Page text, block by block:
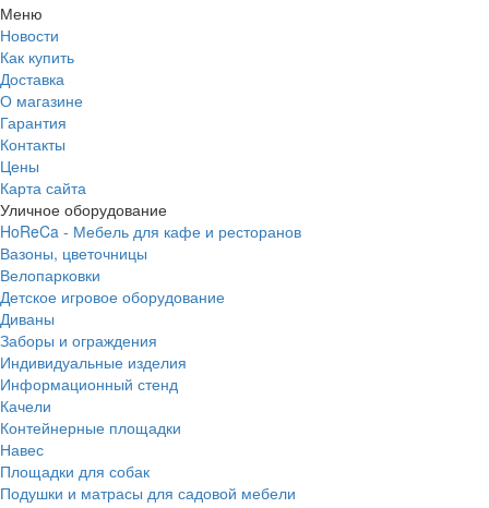
Меню
Новости
Как купить
Доставка
О магазине
Гарантия
Контакты
Цены
Карта сайта
Уличное оборудование
HoReCa - Мебель для кафе и ресторанов
Вазоны, цветочницы
Велопарковки
Детское игровое оборудование
Диваны
Заборы и ограждения
Индивидуальные изделия
Информационный стенд
Качели
Контейнерные площадки
Навес
Площадки для собак
Подушки и матрасы для садовой мебели